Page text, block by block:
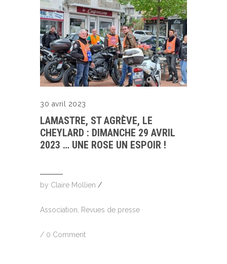
30 avril 2023
LAMASTRE, ST AGRÈVE, LE
CHEYLARD : DIMANCHE 29 AVRIL
2023 … UNE ROSE UN ESPOIR !
by Claire Mollien /
Association, Revues de presse
/ 0 Comment